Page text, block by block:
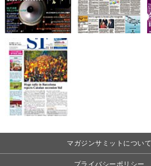
マガジンサミットについて
プライバシーポリシー